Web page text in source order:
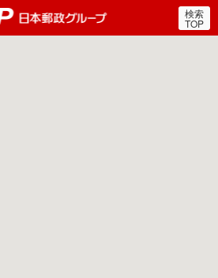
郵便局・日本郵政グルー
検索
TOP